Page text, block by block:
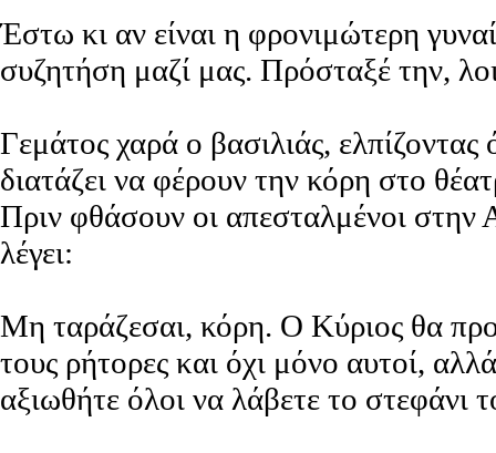
Έστω κι αν είναι η φρονιμώτερη
συζητήση μαζί μας. Πρόσταξέ την,
Γεμάτος χαρά ο βασιλιάς,
διατάζει να φέρουν την κόρη στο
Πριν φθάσουν οι απεσταλμένοι στην
λέγει:
Μη ταράζεσαι, κόρη. Ο Κύριος θα
τους ρήτορες και όχι μόνο αυτοί,
αξιωθήτε όλοι να λάβετε το στεφάνι